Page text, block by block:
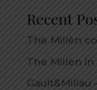
Recent
The Millèn
The Millèn in
Gault&Millau